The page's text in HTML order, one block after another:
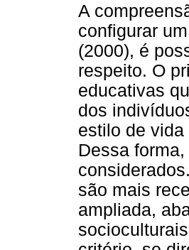
A
configurar
(2000), é
respeito. O
educativas
dos
estilo de
Dessa
são mais
ampliada,